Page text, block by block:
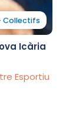
Collectifs
Icària
Esportiu